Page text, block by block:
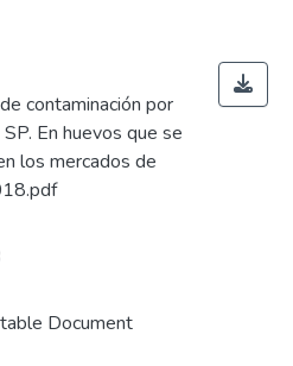
contaminación por
En huevos que se
los mercados de
Document